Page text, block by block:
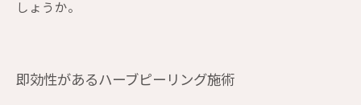
しょうか。
即効性があるハーブピーリング施術